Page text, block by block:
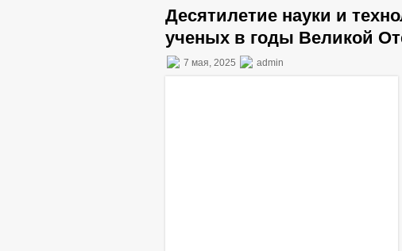
Десятилетие науки и
ученых в годы Великой
7 мая, 2025 admin